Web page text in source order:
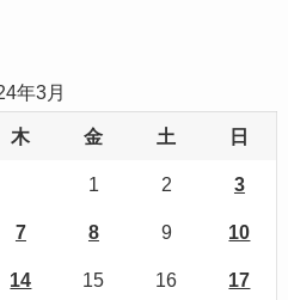
年3月
木 金 土 日
1 2 3
7 8 9 10
14 15 16 17